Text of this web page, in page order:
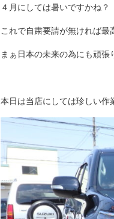
４月にしては暑いですかね？
これで自粛要請が無ければ最
まぁ日本の未来の為にも頑張
本日は当店にしては珍しい作